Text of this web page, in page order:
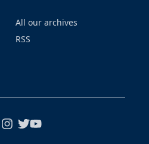
All our archives
RSS